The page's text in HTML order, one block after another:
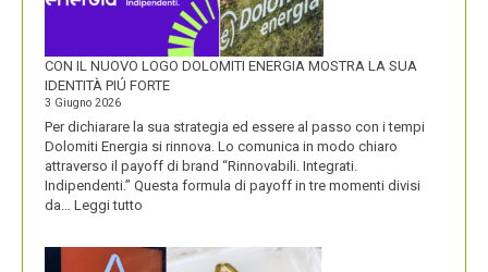
CON IL NUOVO LOGO DOLOMITI ENERGIA MOSTRA LA SUA
IDENTITÀ PIÚ FORTE
3 Giugno 2026
Per dichiarare la sua strategia ed essere al passo con i tempi
Dolomiti Energia si rinnova. Lo comunica in modo chiaro
attraverso il payoff di brand “Rinnovabili. Integrati.
Indipendenti.” Questa formula di payoff in tre momenti divisi
da… Leggi tutto
IL
NUOVO